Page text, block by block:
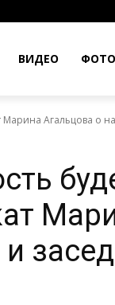
ВИДЕО ФОТО
Агальцова о